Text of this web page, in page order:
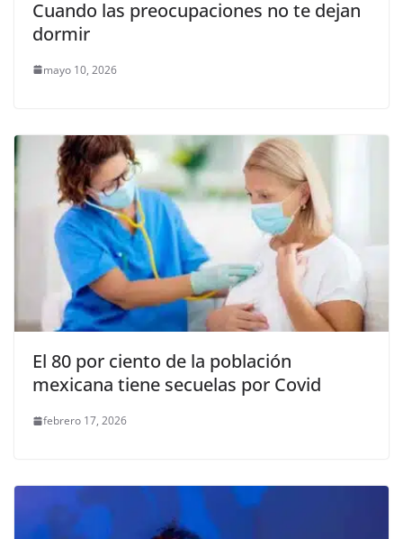
Cuando las preocupaciones no te dejan
dormir
mayo 10, 2026
El 80 por ciento de la población
mexicana tiene secuelas por Covid
febrero 17, 2026